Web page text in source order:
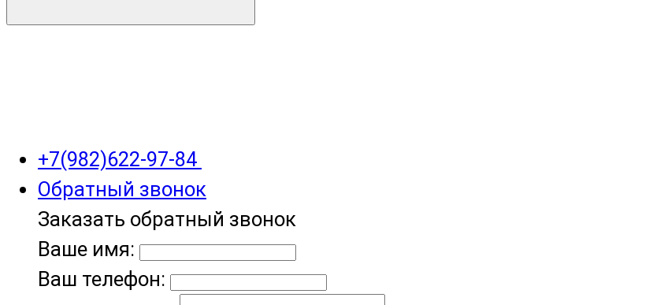
+7(982)622-97-84
Обратный звонок
Заказать обратный звонок
Ваше имя:
Ваш телефон: